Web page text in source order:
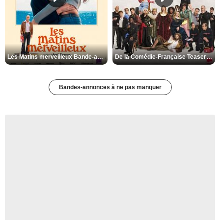
Les Matins merveilleux Bande-annonce VF De la Comédie-Française Teaser VF
Bandes-annonces à ne pas manquer